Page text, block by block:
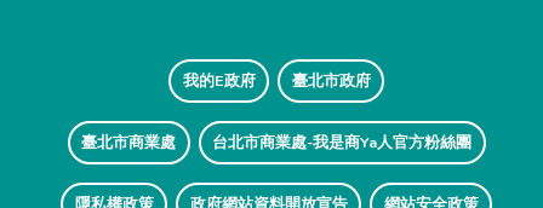
我的E政府 臺北市政府
臺北市商業處 台北市商業處-我是商Ya人官方粉絲團